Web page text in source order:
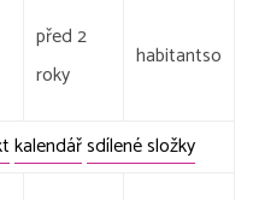
před 2
roky
habitantso
kalendářsdílené složky